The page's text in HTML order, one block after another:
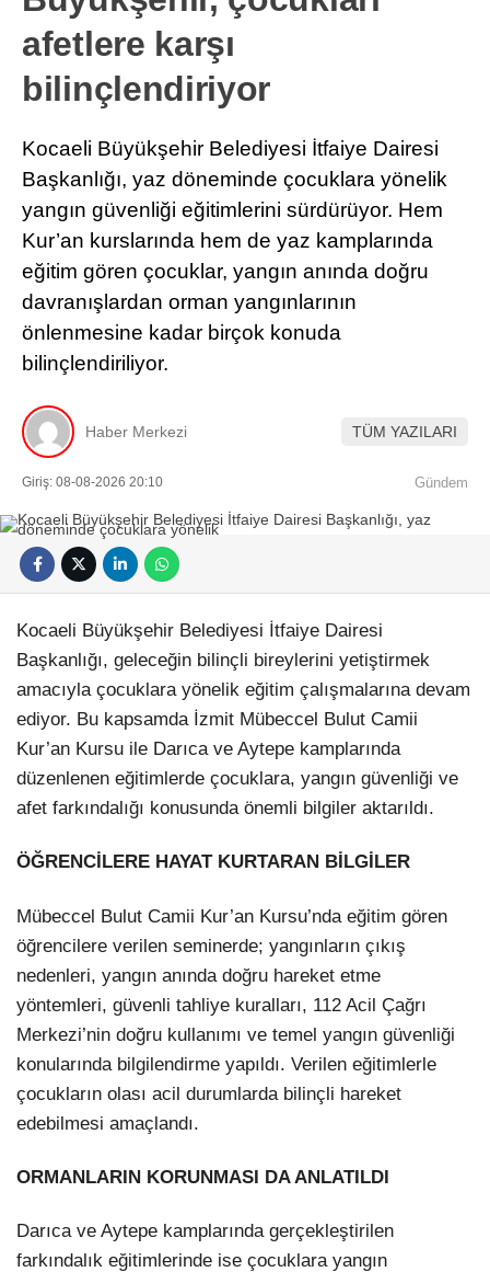
afetlere karşı
bilinçlendiriyor
Kocaeli Büyükşehir Belediyesi İtfaiye Dairesi
Başkanlığı, yaz döneminde çocuklara yönelik
yangın güvenliği eğitimlerini sürdürüyor. Hem
Kur’an kurslarında hem de yaz kamplarında
eğitim gören çocuklar, yangın anında doğru
davranışlardan orman yangınlarının
önlenmesine kadar birçok konuda
bilinçlendiriliyor.
Haber Merkezi TÜM YAZILARI
Giriş: 08-08-2026 20:10 Gündem
Kocaeli Büyükşehir Belediyesi İtfaiye Dairesi
Başkanlığı, geleceğin bilinçli bireylerini yetiştirmek
amacıyla çocuklara yönelik eğitim çalışmalarına devam
ediyor. Bu kapsamda İzmit Mübeccel Bulut Camii
Kur’an Kursu ile Darıca ve Aytepe kamplarında
düzenlenen eğitimlerde çocuklara, yangın güvenliği ve
afet farkındalığı konusunda önemli bilgiler aktarıldı.
ÖĞRENCİLERE HAYAT KURTARAN BİLGİLER
Mübeccel Bulut Camii Kur’an Kursu’nda eğitim gören
öğrencilere verilen seminerde; yangınların çıkış
nedenleri, yangın anında doğru hareket etme
yöntemleri, güvenli tahliye kuralları, 112 Acil Çağrı
Merkezi’nin doğru kullanımı ve temel yangın güvenliği
konularında bilgilendirme yapıldı. Verilen eğitimlerle
çocukların olası acil durumlarda bilinçli hareket
edebilmesi amaçlandı.
ORMANLARIN KORUNMASI DA ANLATILDI
Darıca ve Aytepe kamplarında gerçekleştirilen
farkındalık eğitimlerinde ise çocuklara yangın